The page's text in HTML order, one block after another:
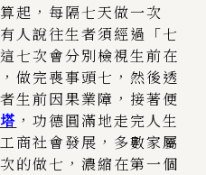
起，每隔七天做一次
人說往生者須經過「七
七次會分別檢視生前在
做完喪事頭七，然後透
生前因果業障，接著便
，功德圓滿地走完人生
商社會發展，多數家屬
的做七，濃縮在第一個